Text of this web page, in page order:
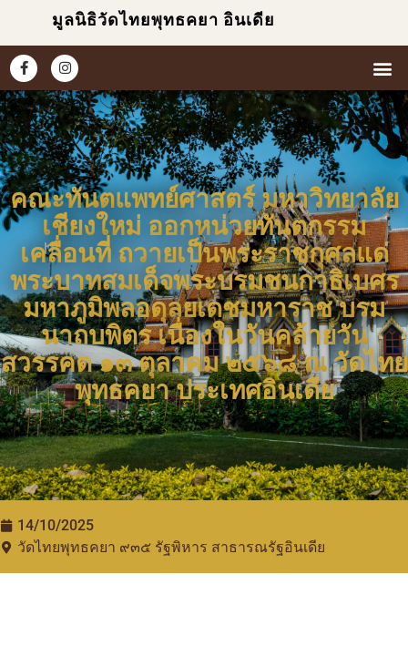
มูลนิธิวัดไทยพุทธคยา อินเดีย
คณะทันตแพทย์ศาสตร์ มหาวิทยาลัย
เชียงใหม่ ออกหน่วยทันตกรรม
เคลื่อนที่ ถวายเป็นพระราชกุศลแด่
พระบาทสมเด็จพระบรมชนกาธิเบศร
มหาภูมิพลอดุลยเดชมหาราช บรม
นาถบพิตร เนื่องในวันคล้ายวัน
สวรรคต ๑๓ ตุลาคม ๒๕๖๘ ณ วัดไทย
พุทธคยา ประเทศอินเดีย
14/10/2025
วัดไทยพุทธคยา ๙๓๕​ รัฐพิหาร สาธารณรัฐอินเดีย